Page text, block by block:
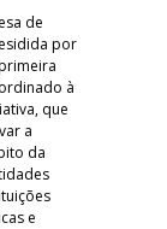
de
por
à
que
a
da
e